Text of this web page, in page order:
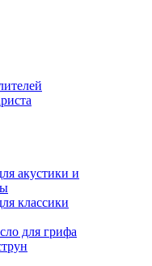
акустики и
классики
для грифа